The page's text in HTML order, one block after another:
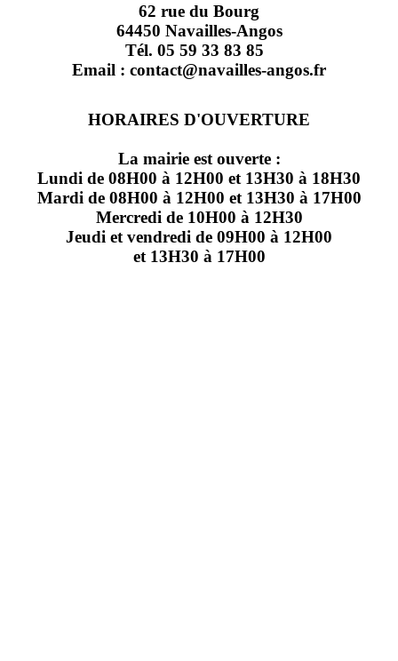
62 rue du Bourg
64450 Navailles-Angos
Tél. 05 59 33 83 85
Email : contact@navailles-angos.fr
HORAIRES D'OUVERTURE
La mairie est ouverte :
Lundi de 08H00 à 12H00 et 13H30 à 18H30
Mardi de 08H00 à 12H00 et 13H30 à 17H00
Mercredi de 10H00 à 12H30
Jeudi et vendredi de 09H00 à 12H00
et 13H30 à 17H00